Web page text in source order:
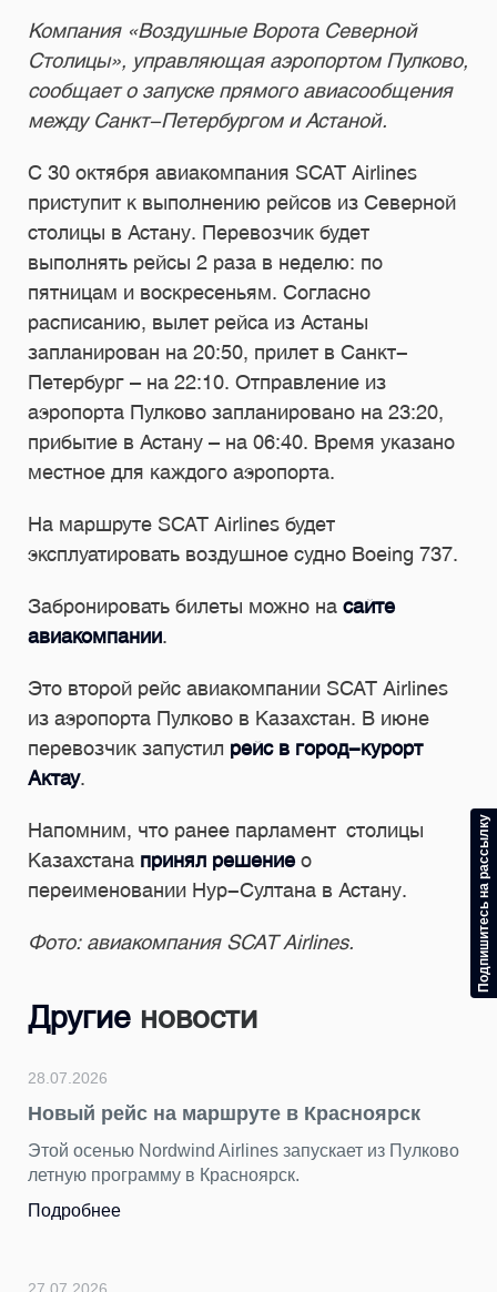
Компания «Воздушные Ворота Северной
Столицы», управляющая аэропортом Пулково,
сообщает о запуске прямого авиасообщения
между Санкт-Петербургом и Астаной.
С 30 октября авиакомпания SCAT Airlines
приступит к выполнению рейсов из Северной
столицы в Астану. Перевозчик будет
выполнять рейсы 2 раза в неделю: по
пятницам и воскресеньям. Согласно
расписанию, вылет рейса из Астаны
запланирован на 20:50, прилет в Санкт-
Петербург – на 22:10. Отправление из
аэропорта Пулково запланировано на 23:20,
прибытие в Астану – на 06:40. Время указано
местное для каждого аэропорта.
На маршруте SCAT Airlines будет
эксплуатировать воздушное судно Boeing 737.
Забронировать билеты можно на сайте
авиакомпании.
Это второй рейс авиакомпании SCAT Airlines
из аэропорта Пулково в Казахстан. В июне
перевозчик запустил рейс в город-курорт
Актау.
Напомним, что ранее парламент столицы
Казахстана принял решениео
переименовании Нур-Султана в Астану.
Фото: авиакомпания SCAT Airlines.
Другие новости
28.07.2026
Новый рейс на маршруте в Красноярск
Этой осенью Nordwind Airlines запускает из Пулково
летную программу в Красноярск.
Подробнее
Подпишитесь на рассылку